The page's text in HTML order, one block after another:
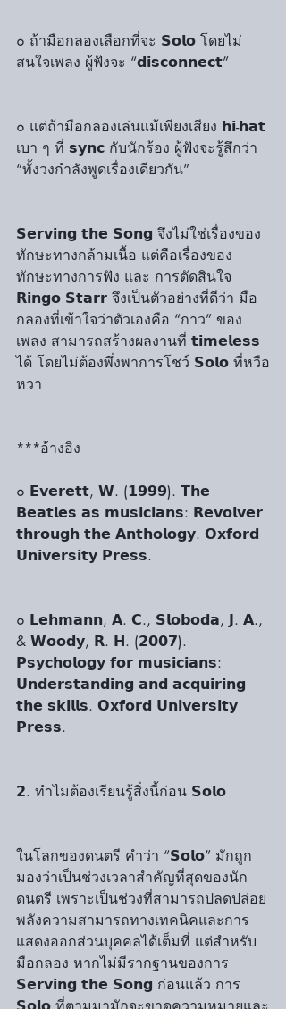
๐ ถ้ามือกลองเลือกที่จะ 𝗦𝗼𝗹𝗼 โดยไม่
สนใจเพลง ผู้ฟังจะ “𝗱𝗶𝘀𝗰𝗼𝗻𝗻𝗲𝗰𝘁”
๐ แต่ถ้ามือกลองเล่นแม้เพียงเสียง 𝗵𝗶-𝗵𝗮𝘁
เบา ๆ ที่ 𝘀𝘆𝗻𝗰 กับนักร้อง ผู้ฟังจะรู้สึกว่า
“ทั้งวงกำลังพูดเรื่องเดียวกัน”
𝗦𝗲𝗿𝘃𝗶𝗻𝗴 𝘁𝗵𝗲 𝗦𝗼𝗻𝗴 จึงไม่ใช่เรื่องของ
ทักษะทางกล้ามเนื้อ แต่คือเรื่องของ
ทักษะทางการฟัง และ การตัดสินใจ
𝗥𝗶𝗻𝗴𝗼 𝗦𝘁𝗮𝗿𝗿 จึงเป็นตัวอย่างที่ดีว่า มือ
กลองที่เข้าใจว่าตัวเองคือ “กาว” ของ
เพลง สามารถสร้างผลงานที่ 𝘁𝗶𝗺𝗲𝗹𝗲𝘀𝘀
ได้ โดยไม่ต้องพึ่งพาการโชว์ 𝗦𝗼𝗹𝗼 ที่หวือ
หวา
***อ้างอิง
๐ 𝗘𝘃𝗲𝗿𝗲𝘁𝘁, 𝗪. (𝟭𝟵𝟵𝟵). 𝗧𝗵𝗲
𝗕𝗲𝗮𝘁𝗹𝗲𝘀 𝗮𝘀 𝗺𝘂𝘀𝗶𝗰𝗶𝗮𝗻𝘀: 𝗥𝗲𝘃𝗼𝗹𝘃𝗲𝗿
𝘁𝗵𝗿𝗼𝘂𝗴𝗵 𝘁𝗵𝗲 𝗔𝗻𝘁𝗵𝗼𝗹𝗼𝗴𝘆. 𝗢𝘅𝗳𝗼𝗿𝗱
𝗨𝗻𝗶𝘃𝗲𝗿𝘀𝗶𝘁𝘆 𝗣𝗿𝗲𝘀𝘀.
๐ 𝗟𝗲𝗵𝗺𝗮𝗻𝗻, 𝗔. 𝗖., 𝗦𝗹𝗼𝗯𝗼𝗱𝗮, 𝗝. 𝗔.,
& 𝗪𝗼𝗼𝗱𝘆, 𝗥. 𝗛. (𝟮𝟬𝟬𝟳).
𝗣𝘀𝘆𝗰𝗵𝗼𝗹𝗼𝗴𝘆 𝗳𝗼𝗿 𝗺𝘂𝘀𝗶𝗰𝗶𝗮𝗻𝘀:
𝗨𝗻𝗱𝗲𝗿𝘀𝘁𝗮𝗻𝗱𝗶𝗻𝗴 𝗮𝗻𝗱 𝗮𝗰𝗾𝘂𝗶𝗿𝗶𝗻𝗴
𝘁𝗵𝗲 𝘀𝗸𝗶𝗹𝗹𝘀. 𝗢𝘅𝗳𝗼𝗿𝗱 𝗨𝗻𝗶𝘃𝗲𝗿𝘀𝗶𝘁𝘆
𝗣𝗿𝗲𝘀𝘀.
𝟮. ทำไมต้องเรียนรู้สิ่งนี้ก่อน 𝗦𝗼𝗹𝗼
ในโลกของดนตรี คำว่า “𝗦𝗼𝗹𝗼” มักถูก
มองว่าเป็นช่วงเวลาสำคัญที่สุดของนัก
ดนตรี เพราะเป็นช่วงที่สามารถปลดปล่อย
พลังความสามารถทางเทคนิคและการ
แสดงออกส่วนบุคคลได้เต็มที่ แต่สำหรับ
มือกลอง หากไม่มีรากฐานของการ
𝗦𝗲𝗿𝘃𝗶𝗻𝗴 𝘁𝗵𝗲 𝗦𝗼𝗻𝗴 ก่อนแล้ว การ